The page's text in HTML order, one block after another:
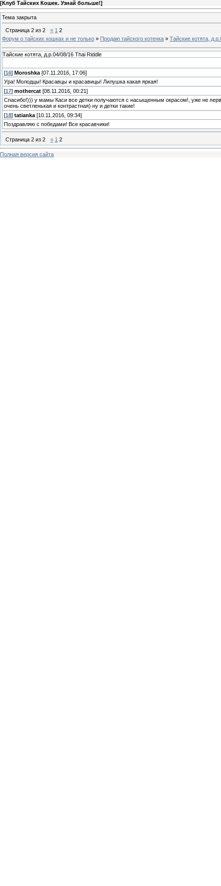
[Клуб Тайских Кошек. Узнай больше!]
Тема закрыта
Страница 2 из 2 « 1 2
Форум о тайских кошках и не только » Продаю тайского котенка » Тайские котята,
Тайские котята, д.р.04/08/16 Thai Riddle
[16] Moroshka [07.11.2016, 17:06]
Ура! Молодцы! Красавцы и красавицы! Лилушка какая яркая!
[17] mothercat [08.11.2016, 00:21]
Спасибо!))) у мамы Каси все детки получаются с насыщенным окрасом!, уже не
очень светленькая и контрастная) ну и детки такие!
[18] tatianka [10.11.2016, 09:34]
Поздравляю с победами! Все красавчики!
Страница 2 из 2 « 1 2
Полная версия сайта